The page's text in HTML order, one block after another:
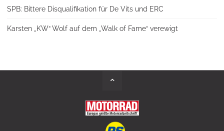
SPB: Bittere Disqualifikation für De Vits und ERC
Karsten „KW“ Wolf auf dem „Walk of Fame“ verewigt
Back